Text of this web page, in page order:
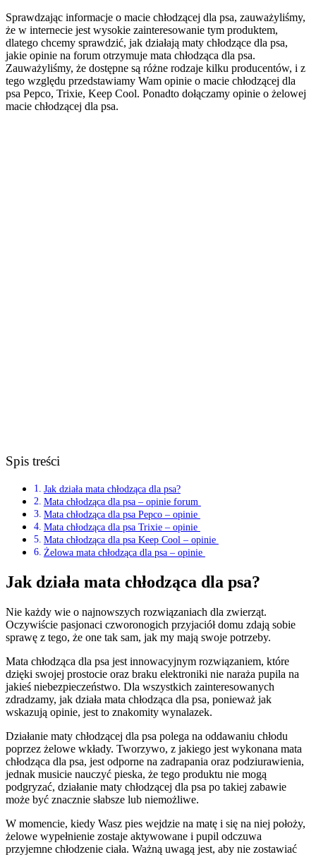
Sprawdzając informacje o macie chłodzącej dla psa, zauważyliśmy,
że w internecie jest wysokie zainteresowanie tym produktem,
dlatego chcemy sprawdzić, jak działają maty chłodzące dla psa,
jakie opinie na forum otrzymuje mata chłodząca dla psa.
Zauważyliśmy, że dostępne są różne rodzaje kilku producentów, i z
tego względu przedstawiamy Wam opinie o macie chłodzącej dla
psa Pepco, Trixie, Keep Cool. Ponadto dołączamy opinie o żelowej
macie chłodzącej dla psa.
Spis treści
Jak działa mata chłodząca dla psa?
Mata chłodząca dla psa – opinie forum
Mata chłodząca dla psa Pepco – opinie
Mata chłodząca dla psa Trixie – opinie
Mata chłodząca dla psa Keep Cool – opinie
Żelowa mata chłodząca dla psa – opinie
Jak działa mata chłodząca dla psa?
Nie każdy wie o najnowszych rozwiązaniach dla zwierząt.
Oczywiście pasjonaci czworonogich przyjaciół domu zdają sobie
sprawę z tego, że one tak sam, jak my mają swoje potrzeby.
Mata chłodząca dla psa jest innowacyjnym rozwiązaniem, które
dzięki swojej prostocie oraz braku elektroniki nie naraża pupila na
jakieś niebezpieczeństwo. Dla wszystkich zainteresowanych
zdradzamy, jak działa mata chłodząca dla psa, ponieważ jak
wskazują opinie, jest to znakomity wynalazek.
Działanie maty chłodzącej dla psa polega na oddawaniu chłodu
poprzez żelowe wkłady. Tworzywo, z jakiego jest wykonana mata
chłodząca dla psa, jest odporne na zadrapania oraz podziurawienia,
jednak musicie nauczyć pieska, że tego produktu nie mogą
podgryzać, działanie maty chłodzącej dla psa po takiej zabawie
może być znacznie słabsze lub niemożliwe.
W momencie, kiedy Wasz pies wejdzie na matę i się na niej położy,
żelowe wypełnienie zostaje aktywowane i pupil odczuwa
przyjemne chłodzenie ciała. Ważną uwagą jest, aby nie zostawiać